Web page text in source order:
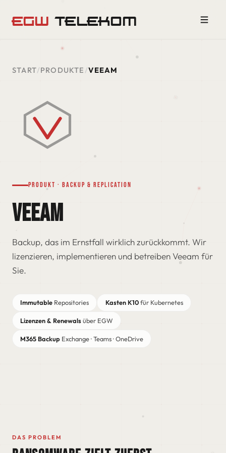
EGW TELEKOM
START/PRODUKTE /VEEAM
Produkt · Backup & Replication
VEEAM
Backup, das im Ernstfall wirklich zurückkommt. Wir
lizenzieren, implementieren und betreiben Veeam für
Sie.
Immutable Repositories Kasten K10für Kubernetes
Lizenzen & Renewalsüber EGW
M365 Backup Exchange · Teams · OneDrive
DAS PROBLEM